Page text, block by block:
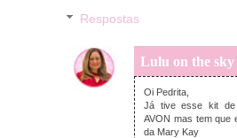
Respostas
Lulu on the sky
Oi Pedrita,
Já tive esse kit
AVON mas tem que
da Mary Kay